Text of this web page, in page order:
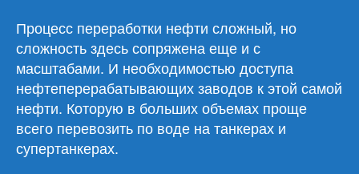
Процесс переработки нефти сложный, но
сложность здесь сопряжена еще и с
масштабами. И необходимостью доступа
нефтеперерабатывающих заводов к этой самой
нефти. Которую в больших объемах проще
всего перевозить по воде на танкерах и
супертанкерах.